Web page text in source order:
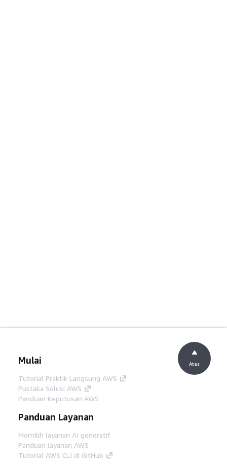
Mulai
Tutorial Praktik Langsung AWS
Pustaka Solusi AWS
Panduan Keputusan AWS
Panduan Layanan
Memilih layanan AI generatif
Panduan layanan AWS
Tutorial AWS CLI di GitHub
Atas